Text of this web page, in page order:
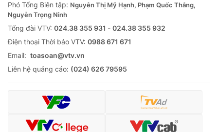
Phó Tổng Biên tập: Nguyễn Thị Mỹ Hạnh, Phạm Quốc Thắng,
Nguyễn Trọng Ninh
Tổng đài VTV: 024.38 355 931 - 024.38 355 932
Ðiện thoại Thời báo VTV: 0988 671 671
Email: toasoan@vtv.vn
Liên hệ quảng cáo: (024) 626 79595